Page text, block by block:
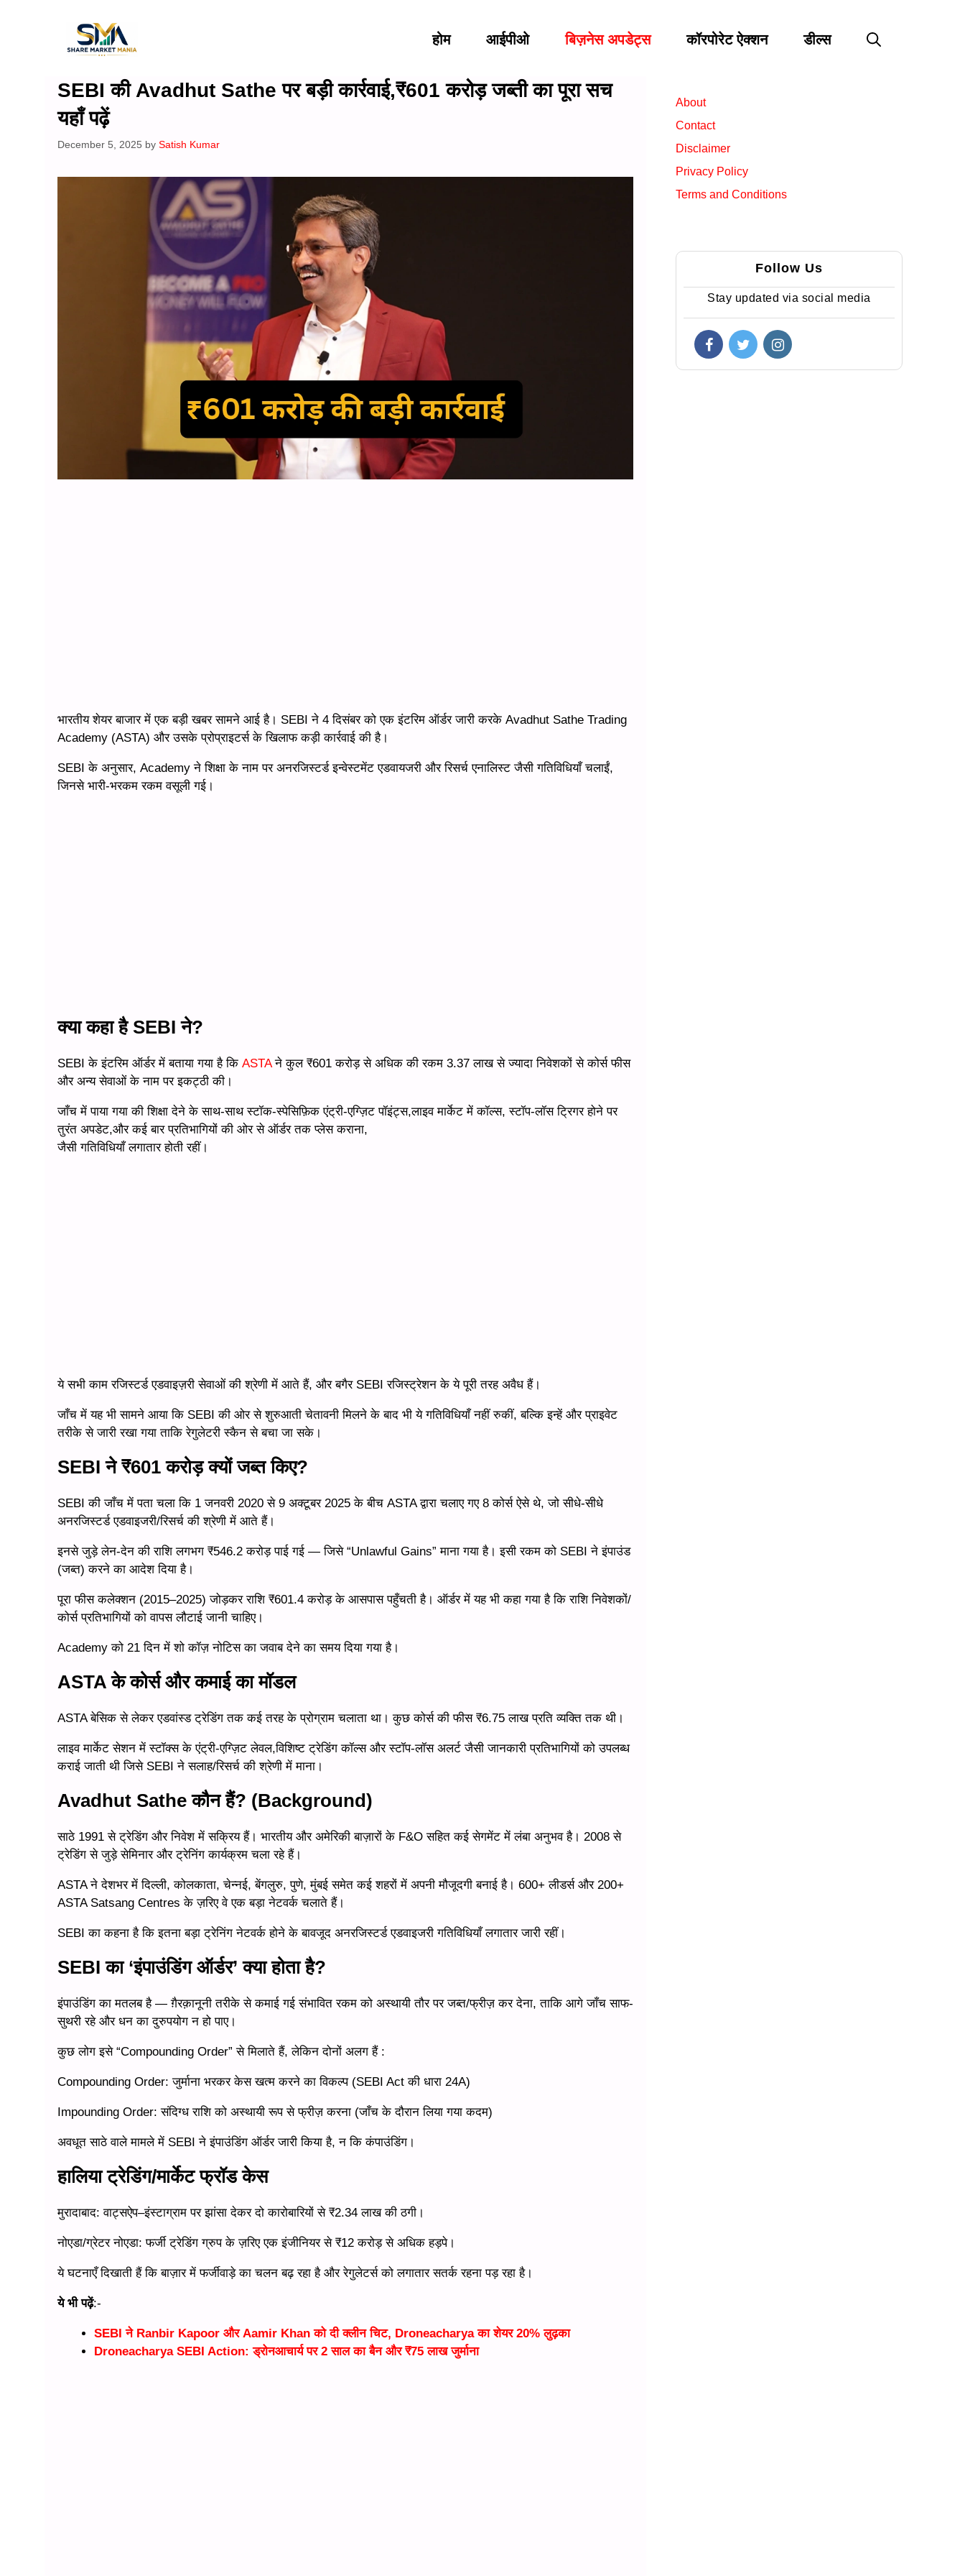
होम आईपीओ बिज़नेस अपडेट्स कॉरपोरेट ऐक्शन डील्स
SEBI की Avadhut Sathe पर बड़ी कार्रवाई,₹601 करोड़ जब्ती का पूरा सच
यहाँ पढ़ें
December 5, 2025 by Satish Kumar
भारतीय शेयर बाजार में एक बड़ी खबर सामने आई है। SEBI ने 4 दिसंबर को एक इंटरिम ऑर्डर जारी करके Avadhut Sathe Trading
Academy (ASTA) और उसके प्रोप्राइटर्स के खिलाफ कड़ी कार्रवाई की है।
SEBI के अनुसार, Academy ने शिक्षा के नाम पर अनरजिस्टर्ड इन्वेस्टमेंट एडवायजरी और रिसर्च एनालिस्ट जैसी गतिविधियाँ चलाईं,
जिनसे भारी-भरकम रकम वसूली गई।
क्या कहा है SEBI ने?
SEBI के इंटरिम ऑर्डर में बताया गया है कि ASTAने कुल ₹601 करोड़ से अधिक की रकम 3.37 लाख से ज्यादा निवेशकों से कोर्स फीस
और अन्य सेवाओं के नाम पर इकट्ठी की।
जाँच में पाया गया की शिक्षा देने के साथ-साथ स्टॉक-स्पेसिफ़िक एंट्री-एग्ज़िट पॉइंट्स,लाइव मार्केट में कॉल्स, स्टॉप-लॉस ट्रिगर होने पर
तुरंत अपडेट,और कई बार प्रतिभागियों की ओर से ऑर्डर तक प्लेस कराना,
जैसी गतिविधियाँ लगातार होती रहीं।
ये सभी काम रजिस्टर्ड एडवाइज़री सेवाओं की श्रेणी में आते हैं, और बगैर SEBI रजिस्ट्रेशन के ये पूरी तरह अवैध हैं।
जाँच में यह भी सामने आया कि SEBI की ओर से शुरुआती चेतावनी मिलने के बाद भी ये गतिविधियाँ नहीं रुकीं, बल्कि इन्हें और प्राइवेट
तरीके से जारी रखा गया ताकि रेगुलेटरी स्कैन से बचा जा सके।
SEBI ने ₹601 करोड़ क्यों जब्त किए?
SEBI की जाँच में पता चला कि 1 जनवरी 2020 से 9 अक्टूबर 2025 के बीच ASTA द्वारा चलाए गए 8 कोर्स ऐसे थे, जो सीधे-सीधे
अनरजिस्टर्ड एडवाइजरी/रिसर्च की श्रेणी में आते हैं।
इनसे जुड़े लेन-देन की राशि लगभग ₹546.2 करोड़ पाई गई — जिसे “Unlawful Gains” माना गया है। इसी रकम को SEBI ने इंपाउंड
(जब्त) करने का आदेश दिया है।
पूरा फीस कलेक्शन (2015–2025) जोड़कर राशि ₹601.4 करोड़ के आसपास पहुँचती है। ऑर्डर में यह भी कहा गया है कि राशि निवेशकों/
कोर्स प्रतिभागियों को वापस लौटाई जानी चाहिए।
Academy को 21 दिन में शो कॉज़ नोटिस का जवाब देने का समय दिया गया है।
ASTA के कोर्स और कमाई का मॉडल
ASTA बेसिक से लेकर एडवांस्ड ट्रेडिंग तक कई तरह के प्रोग्राम चलाता था। कुछ कोर्स की फीस ₹6.75 लाख प्रति व्यक्ति तक थी।
लाइव मार्केट सेशन में स्टॉक्स के एंट्री-एग्ज़िट लेवल,विशिष्ट ट्रेडिंग कॉल्स और स्टॉप-लॉस अलर्ट जैसी जानकारी प्रतिभागियों को उपलब्ध
कराई जाती थी जिसे SEBI ने सलाह/रिसर्च की श्रेणी में माना।
Avadhut Sathe कौन हैं? (Background)
साठे 1991 से ट्रेडिंग और निवेश में सक्रिय हैं। भारतीय और अमेरिकी बाज़ारों के F&O सहित कई सेगमेंट में लंबा अनुभव है। 2008 से
ट्रेडिंग से जुड़े सेमिनार और ट्रेनिंग कार्यक्रम चला रहे हैं।
ASTA ने देशभर में दिल्ली, कोलकाता, चेन्नई, बेंगलुरु, पुणे, मुंबई समेत कई शहरों में अपनी मौजूदगी बनाई है। 600+ लीडर्स और 200+
ASTA Satsang Centres के ज़रिए वे एक बड़ा नेटवर्क चलाते हैं।
SEBI का कहना है कि इतना बड़ा ट्रेनिंग नेटवर्क होने के बावजूद अनरजिस्टर्ड एडवाइजरी गतिविधियाँ लगातार जारी रहीं।
SEBI का ‘इंपाउंडिंग ऑर्डर’ क्या होता है?
इंपाउंडिंग का मतलब है — ग़ैरक़ानूनी तरीके से कमाई गई संभावित रकम को अस्थायी तौर पर जब्त/फ्रीज़ कर देना, ताकि आगे जाँच साफ-
सुथरी रहे और धन का दुरुपयोग न हो पाए।
कुछ लोग इसे “Compounding Order” से मिलाते हैं, लेकिन दोनों अलग हैं :
Compounding Order: जुर्माना भरकर केस खत्म करने का विकल्प (SEBI Act की धारा 24A)
Impounding Order: संदिग्ध राशि को अस्थायी रूप से फ्रीज़ करना (जाँच के दौरान लिया गया कदम)
अवधूत साठे वाले मामले में SEBI ने इंपाउंडिंग ऑर्डर जारी किया है, न कि कंपाउंडिंग।
हालिया ट्रेडिंग/मार्केट फ्रॉड केस
मुरादाबाद: वाट्सऐप–इंस्टाग्राम पर झांसा देकर दो कारोबारियों से ₹2.34 लाख की ठगी।
नोएडा/ग्रेटर नोएडा: फर्जी ट्रेडिंग ग्रुप के ज़रिए एक इंजीनियर से ₹12 करोड़ से अधिक हड़पे।
ये घटनाएँ दिखाती हैं कि बाज़ार में फर्जीवाड़े का चलन बढ़ रहा है और रेगुलेटर्स को लगातार सतर्क रहना पड़ रहा है।
ये भी पढ़ें:-
SEBI ने Ranbir Kapoor और Aamir Khan को दी क्लीन चिट, Droneacharya का शेयर 20% लुढ़का
Droneacharya SEBI Action: ड्रोनआचार्य पर 2 साल का बैन और ₹75 लाख जुर्माना
About
Contact
Disclaimer
Privacy Policy
Terms and Conditions
Follow Us
Stay updated via social media